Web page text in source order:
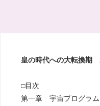
皇の時代への大転換期
□目次
第一章 宇宙プログラム